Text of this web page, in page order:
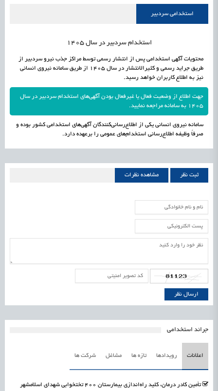
اشتغال و کارآفرینی
استخدامی سردبیر
استخدام سردبیر در سال 1405
محتویات آگهی استخدامی پس از انتشار رسمی توسط مراکز جذب نیرو سردبیر از
طریق جراید رسمی و کثیرالانتشار در سال 1405 از طریق سامانه نیروی انسانی
نیز به اطلاع کاربران خواهد رسید.
جهت اطلاع از وضعیت فعال یا غیرفعال بودن آگهی‌های استخدام سردبیر در سال
1405 به سامانه مراجعه نمایید.
سامانه نیروی انسانی یکی از اطلاع‌رسانی‌کنندگان آگهی‌های استخدامی کشور بوده و
صرفاً وظیفه اطلاع‌رسانی استخدام‌های عمومی را برعهده دارد.
ثبت نظر مشاهده نظرات
جرائد استخدامی
اعلانات رویدادها تازه ها مشاغل شرکت ها
تأمین کادر درمان، کلید راه‌اندازی بیمارستان ۴۰۰ تختخوابی شهدای اسلامشهر